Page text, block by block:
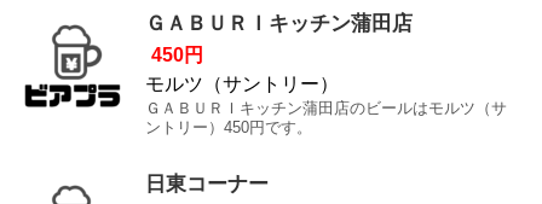
ＧＡＢＵＲＩキッチン蒲田店
450円
モルツ（サントリー）
ＧＡＢＵＲＩキッチン蒲田店のビールはモルツ（サ
ントリー）450円です。
日東コーナー